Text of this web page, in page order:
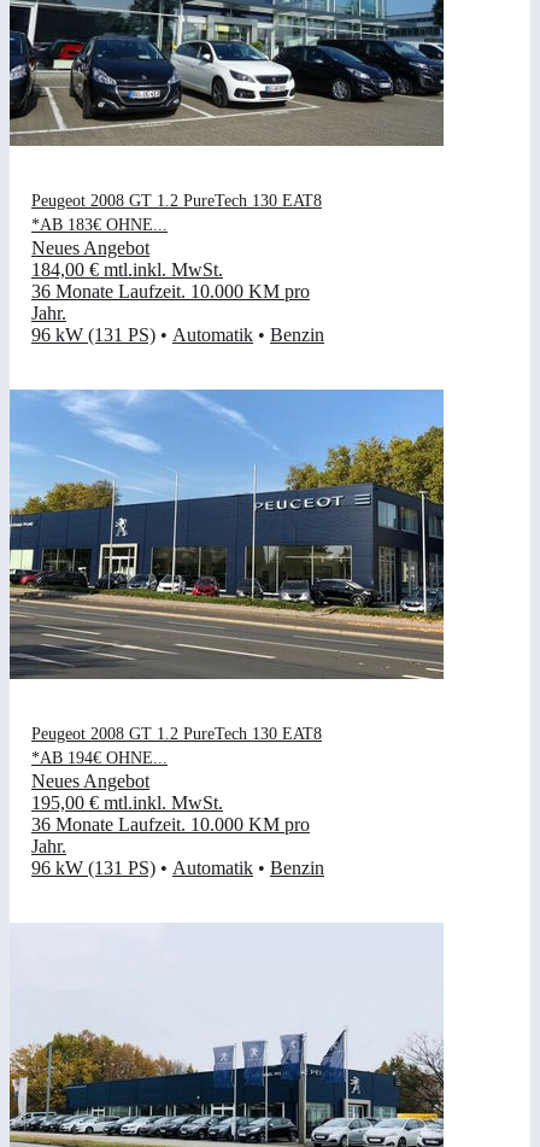
Peugeot 2008 GT 1.2 PureTech 130 EAT8
*AB 183€ OHNE...
Neues Angebot
184,00 € mtl.inkl. MwSt.
36 Monate Laufzeit. 10.000 KM pro
Jahr.
96 kW (131 PS) • Automatik • Benzin
Peugeot 2008 GT 1.2 PureTech 130 EAT8
*AB 194€ OHNE...
Neues Angebot
195,00 € mtl.inkl. MwSt.
36 Monate Laufzeit. 10.000 KM pro
Jahr.
96 kW (131 PS) • Automatik • Benzin